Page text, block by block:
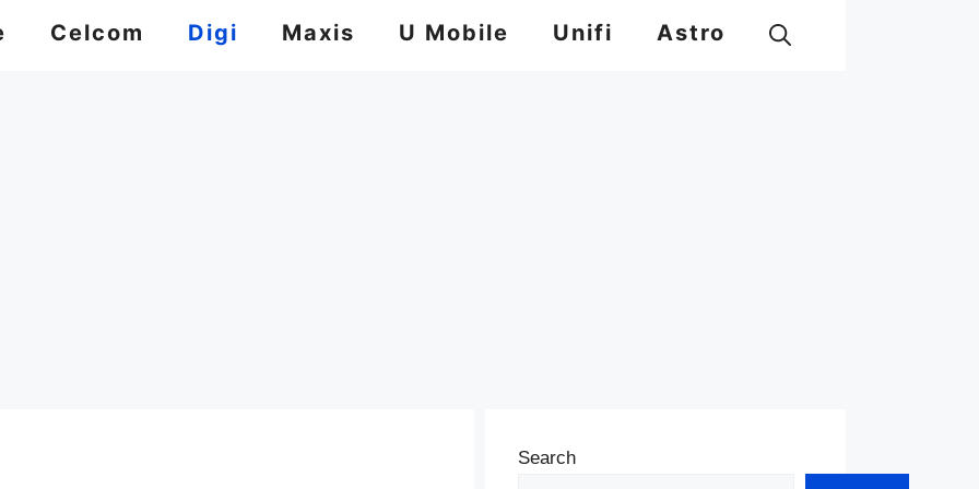
Celcom Digi Maxis U Mobile Unifi Astro
Search